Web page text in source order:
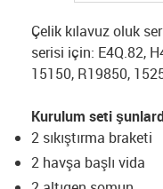
Çelik kılavuz oluk
serisi için: E4Q.82,
15150, R19850,
Kurulum seti
2 sıkıştırma braketi
2 havşa başlı vida